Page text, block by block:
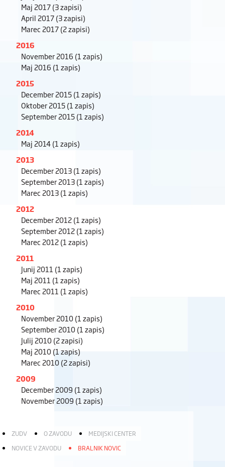
Maj 2017(3 zapisi)
April 2017(3 zapisi)
Marec 2017(2 zapisi)
2016
November 2016 (1 zapis)
Maj 2016 (1 zapis)
2015
December 2015(1 zapis)
Oktober 2015(1 zapis)
September 2015(1 zapis)
2014
Maj 2014(1 zapis)
2013
December 2013(1 zapis)
September 2013(1 zapis)
Marec 2013(1 zapis)
2012
December 2012(1 zapis)
September 2012(1 zapis)
Marec 2012(1 zapis)
2011
Junij 2011 (1 zapis)
Maj 2011 (1 zapis)
Marec 2011 (1 zapis)
2010
November 2010(1 zapis)
September 2010(1 zapis)
Julij 2010(2 zapisi)
Maj 2010(1 zapis)
Marec 2010(2 zapisi)
2009
December 2009 (1 zapis)
November 2009 (1 zapis)
ZUDV O ZAVODU
MEDIJSKI CENTER
NOVICE V ZAVODU
BRALNIK NOVIC